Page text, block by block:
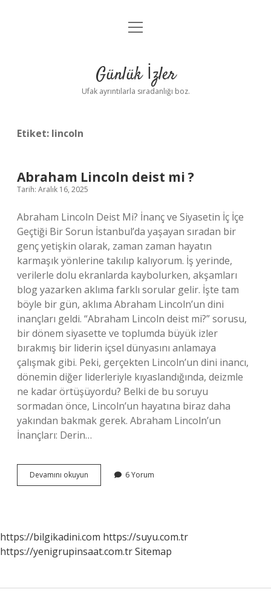
Anasayfa
Yasal Uyarı
menüyü
Günlük İzler
Ufak ayrıntılarla sıradanlığı boz.
Etiket: lincoln
Abraham Lincoln deist mi ?
Tarih: Aralık 16, 2025
Abraham Lincoln Deist Mi? İnanç ve Siyasetin İç İçe
Geçtiği Bir Sorun İstanbul’da yaşayan sıradan bir
genç yetişkin olarak, zaman zaman hayatın
karmaşık yönlerine takılıp kalıyorum. İş yerinde,
verilerle dolu ekranlarda kaybolurken, akşamları
blog yazarken aklıma farklı sorular gelir. İşte tam
böyle bir gün, aklıma Abraham Lincoln’un dini
inançları geldi. “Abraham Lincoln deist mi?” sorusu,
bir dönem siyasette ve toplumda büyük izler
bırakmış bir liderin içsel dünyasını anlamaya
çalışmak gibi. Peki, gerçekten Lincoln’un dini inancı,
dönemin diğer liderleriyle kıyaslandığında, deizmle
ne kadar örtüşüyordu? Belki de bu soruyu
sormadan önce, Lincoln’un hayatına biraz daha
yakından bakmak gerek. Abraham Lincoln’un
İnançları: Derin…
Devamını okuyun Abraham
Lincoln
6 Yorum
https://bilgikadini.com https://suyu.com.tr
https://yenigrupinsaat.com.trSitemap